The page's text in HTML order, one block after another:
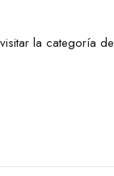
la categoría de